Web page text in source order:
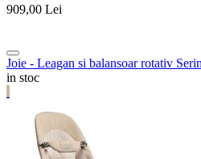
909,00 Lei
Joie - Leagan si balansoar rotativ
in stoc